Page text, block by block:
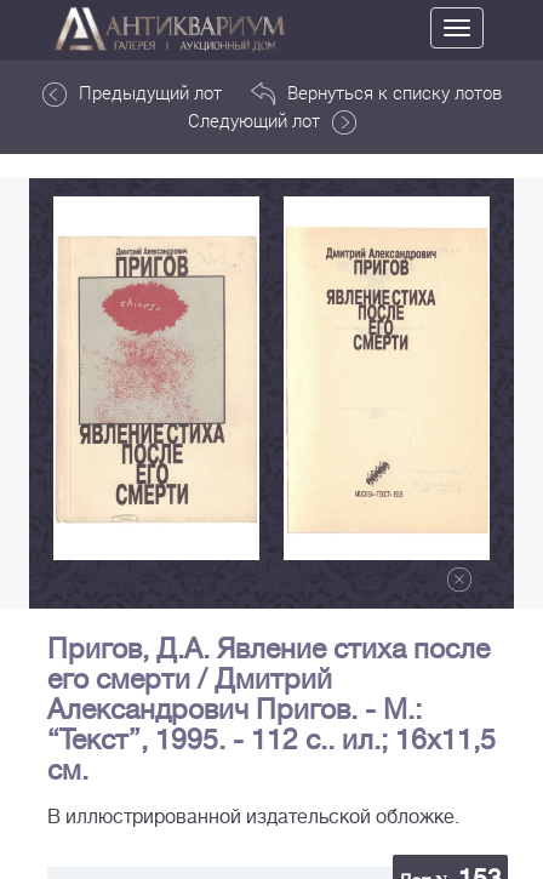
Toggle
navigation
Предыдущий лот
Вернуться к списку лотов
Следующий лот
Пригов, Д.А. Явление стиха после
его смерти / Дмитрий
Александрович Пригов. - М.:
“Текст”, 1995. - 112 с.. ил.; 16x11,5
см.
В иллюстрированной издательской обложке.